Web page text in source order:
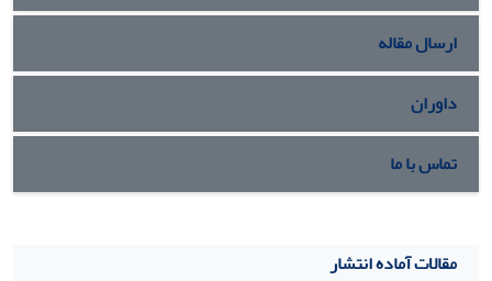
ارسال مقاله
داوران
تماس با ما
مقالات آماده انتشار